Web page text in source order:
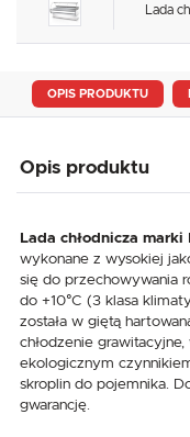
Lada
OPIS PRODUKTU
Opis produktu
Lada chłodnicza marki
wykonane z wysokiej
się do przechowywania
do +10°C (3 klasa
została w giętą
chłodzenie
ekologicznym
skroplin do pojemnika.
gwarancję.